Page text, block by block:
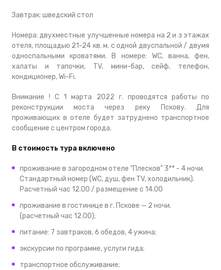
Завтрак: шведский стол
Номера: двухместные улучшенные номера на 2 и з этажах
отеля, площадью 21-24 кв. м. с одной двуспальной / двумя
односпальными кроватями. В номере: WC, ванна, фен,
халаты и тапочки, TV, мини-бар, сейф, телефон,
кондиционер, Wi-Fi.
Внимание ! С 1 марта 2022 г. проводятся работы по
реконструкции моста через реку Пскову. Для
проживающих в отеле будет затруднено транспортное
сообщение с центром города.
В стоимость тура включено
проживание в загородном отеле "Плесков" 3** - 4 ночи.
Стандартный номер (WC, душ, фен TV, холодильник).
Расчетный час 12.00 / размещение с 14.00
проживание в гостинице в г. Пскове — 2 ночи.
(расчетный час 12.00);
питание: 7 завтраков, 6 обедов, 4 ужина;
экскурсии по программе, услуги гида;
транспортное обслуживание;